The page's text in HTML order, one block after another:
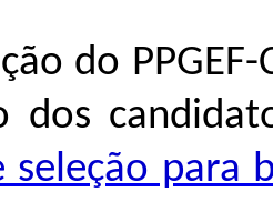
do
dos
seleção